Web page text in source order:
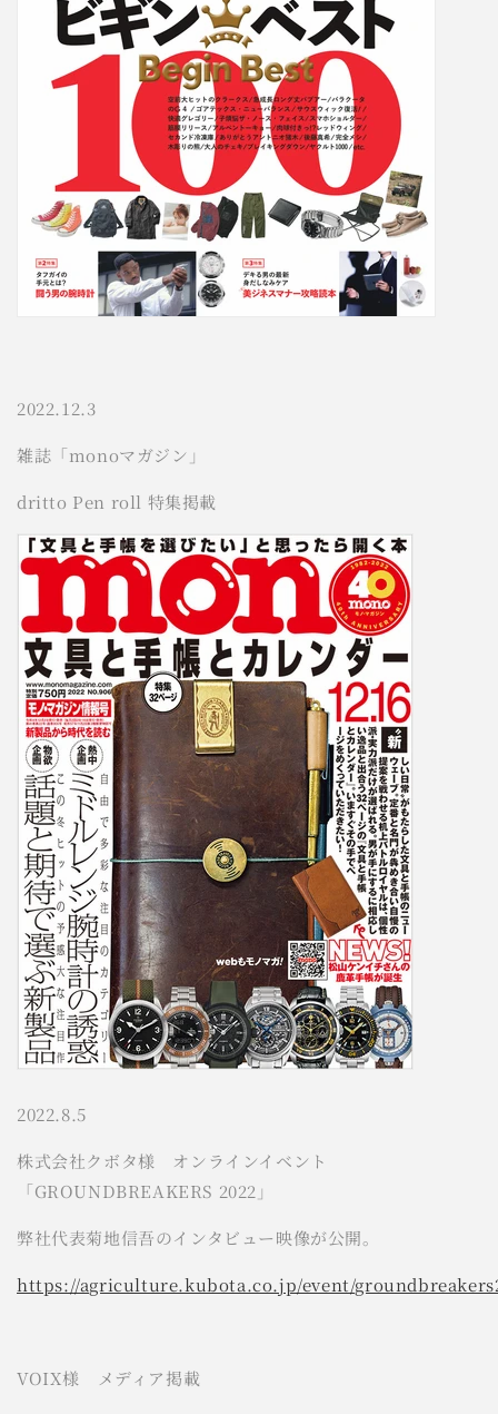
2022.12.3
雑誌「monoマガジン」
dritto Pen roll 特集掲載
2022.8.5
株式会社クボタ様 オンラインイベント
「GROUNDBREAKERS 2022」
弊社代表菊地信吾のインタビュー映像が公開。
https://agriculture.kubota.co.jp/event/
VOIX様 メディア掲載